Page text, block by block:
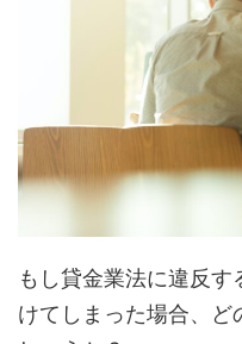
もし貸金業法に違反
けてしまった場合、